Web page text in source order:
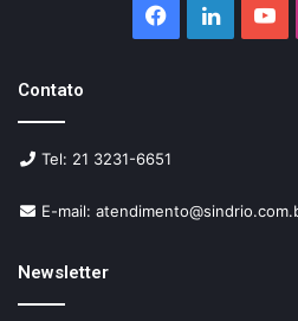
Facebook
Linkedin
Contato
Tel: 21 3231-6651
E-mail:
Newsletter